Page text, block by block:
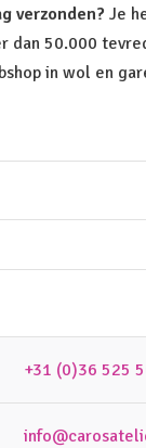
verzonden? Je
dan 50.000
in wol en
+31 (0)36 525